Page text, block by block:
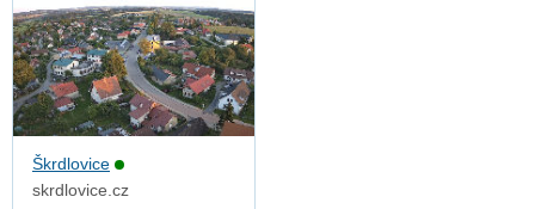
Škrdlovice
skrdlovice.cz